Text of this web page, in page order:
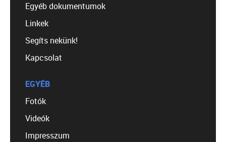
Egyéb dokumentumok
Linkek
Segíts nekünk!
Kapcsolat
EGYÉB
Fotók
Videók
Impresszum